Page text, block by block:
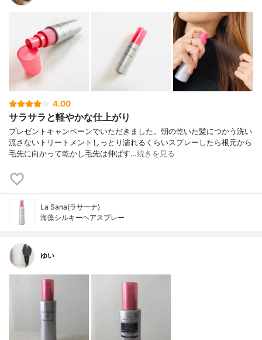
4.00
サラサラと軽やかな仕上がり
プレゼントキャンペーンでいただきました。朝の乾いた髪につかう洗い
流さないトリートメントしっとり濡れるくらいスプレーしたら根元から
毛先に向かって乾かし毛先は伸ばす…続きを見る
La Sana(ラサーナ)
海藻シルキーヘアスプレー
ゆい